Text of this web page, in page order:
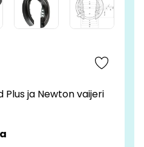
Plus ja Newton vaijeri